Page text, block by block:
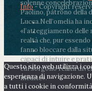
solenne
Paolino, patrono della
Lucca.Nell’omelia ha
«l’atteggiamento delle
realtà che, pur
fanno bloccare dalla
capaci di intuire e
cui sorgono realtà
inedite».
Info- Copyright
Questo sito web utilizza i
esperienza di navigazione.
a tutti i cookie in